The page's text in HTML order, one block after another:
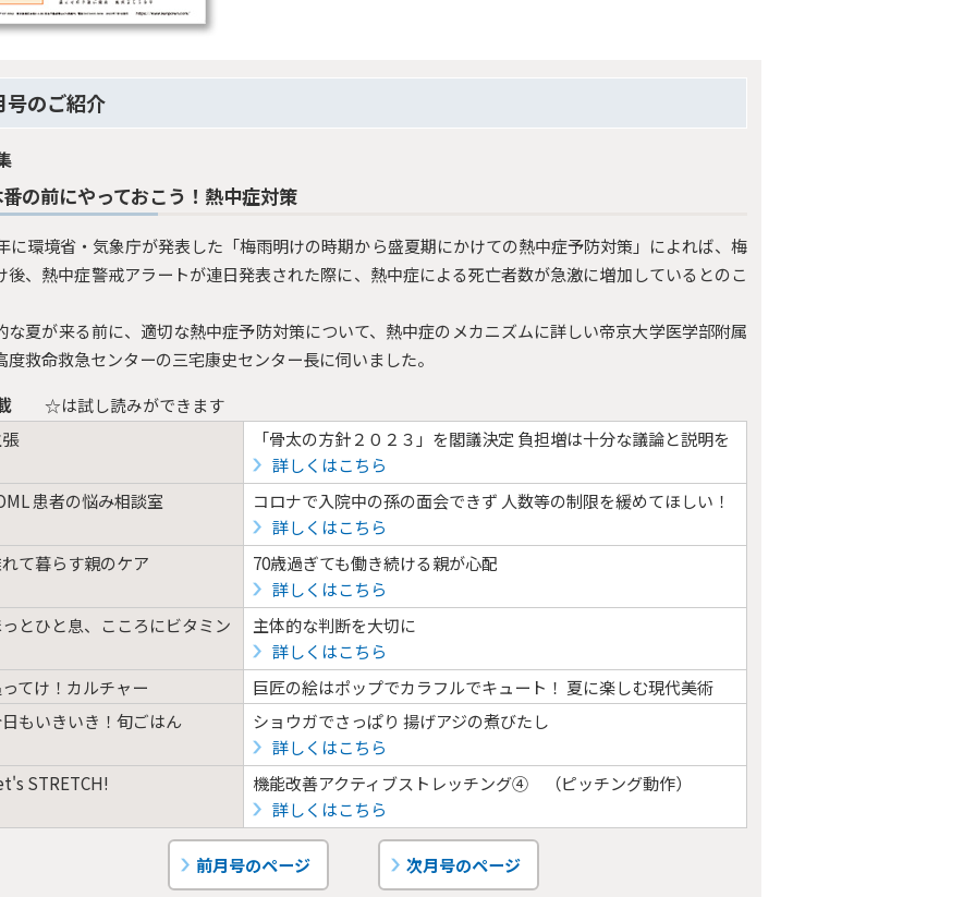
号のご紹介
の前にやっておこう！熱中症対策
に環境省・気象庁が発表した「梅雨明けの時期から盛夏期にかけての熱中症予防対策」によれば、梅
後、熱中症警戒アラートが連日発表された際に、熱中症による死亡者数が急激に増加しているとのこ
な夏が来る前に、適切な熱中症予防対策について、熱中症のメカニズムに詳しい帝京大学医学部附属
度救命救急センターの三宅康史センター長に伺いました。
☆は試し読みができます
「骨太の方針２０２３」を閣議決定 負担増は十分な議論と説明を
詳しくはこちら
患者の悩み相談室
コロナで入院中の孫の面会できず 人数等の制限を緩めてほしい！
詳しくはこちら
て暮らす親のケア
70歳過ぎても働き続ける親が心配
詳しくはこちら
とひと息、こころにビタミン
主体的な判断を大切に
詳しくはこちら
てけ！カルチャー
巨匠の絵はポップでカラフルでキュート！ 夏に楽しむ現代美術
もいきいき！旬ごはん
ショウガでさっぱり 揚げアジの煮びたし
詳しくはこちら
STRETCH!
機能改善アクティブストレッチング④ （ピッチング動作）
詳しくはこちら
前月号のページ 次月号のページ